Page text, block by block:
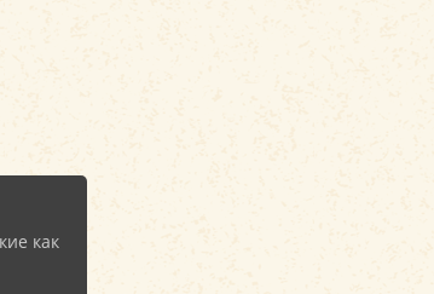
как